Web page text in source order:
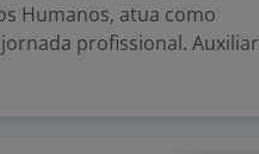
Humanos, atua como
profissional. Auxiliar